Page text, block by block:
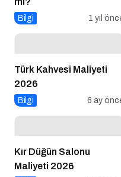
Bilgi
Türk Kahvesi Maliyeti
2026
Bilgi
Kır Düğün Salonu
Maliyeti 2026
Bilgi